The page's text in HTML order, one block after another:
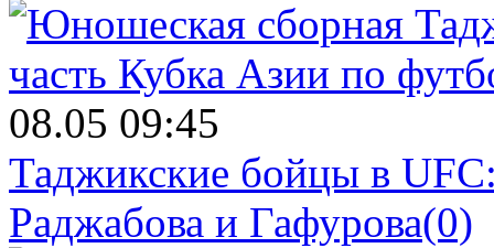
08.05 09:45
Таджикские бойцы в
Раджабова и Гафурова(0)